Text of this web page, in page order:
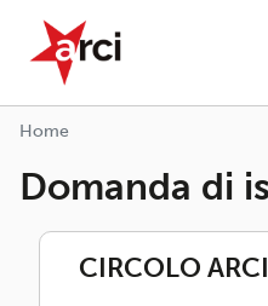
Salta al contenuto principale
ARCI APS
Home
Domanda di
CIRCOLO